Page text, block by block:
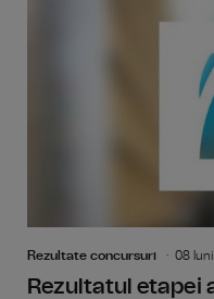
Rezultate concursuri 08
Rezultatul etapei